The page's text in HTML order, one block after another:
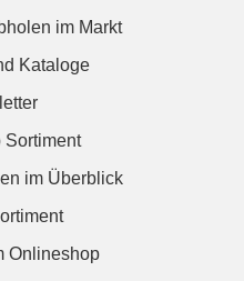
im Markt
Kataloge
Sortiment
im Überblick
Onlineshop